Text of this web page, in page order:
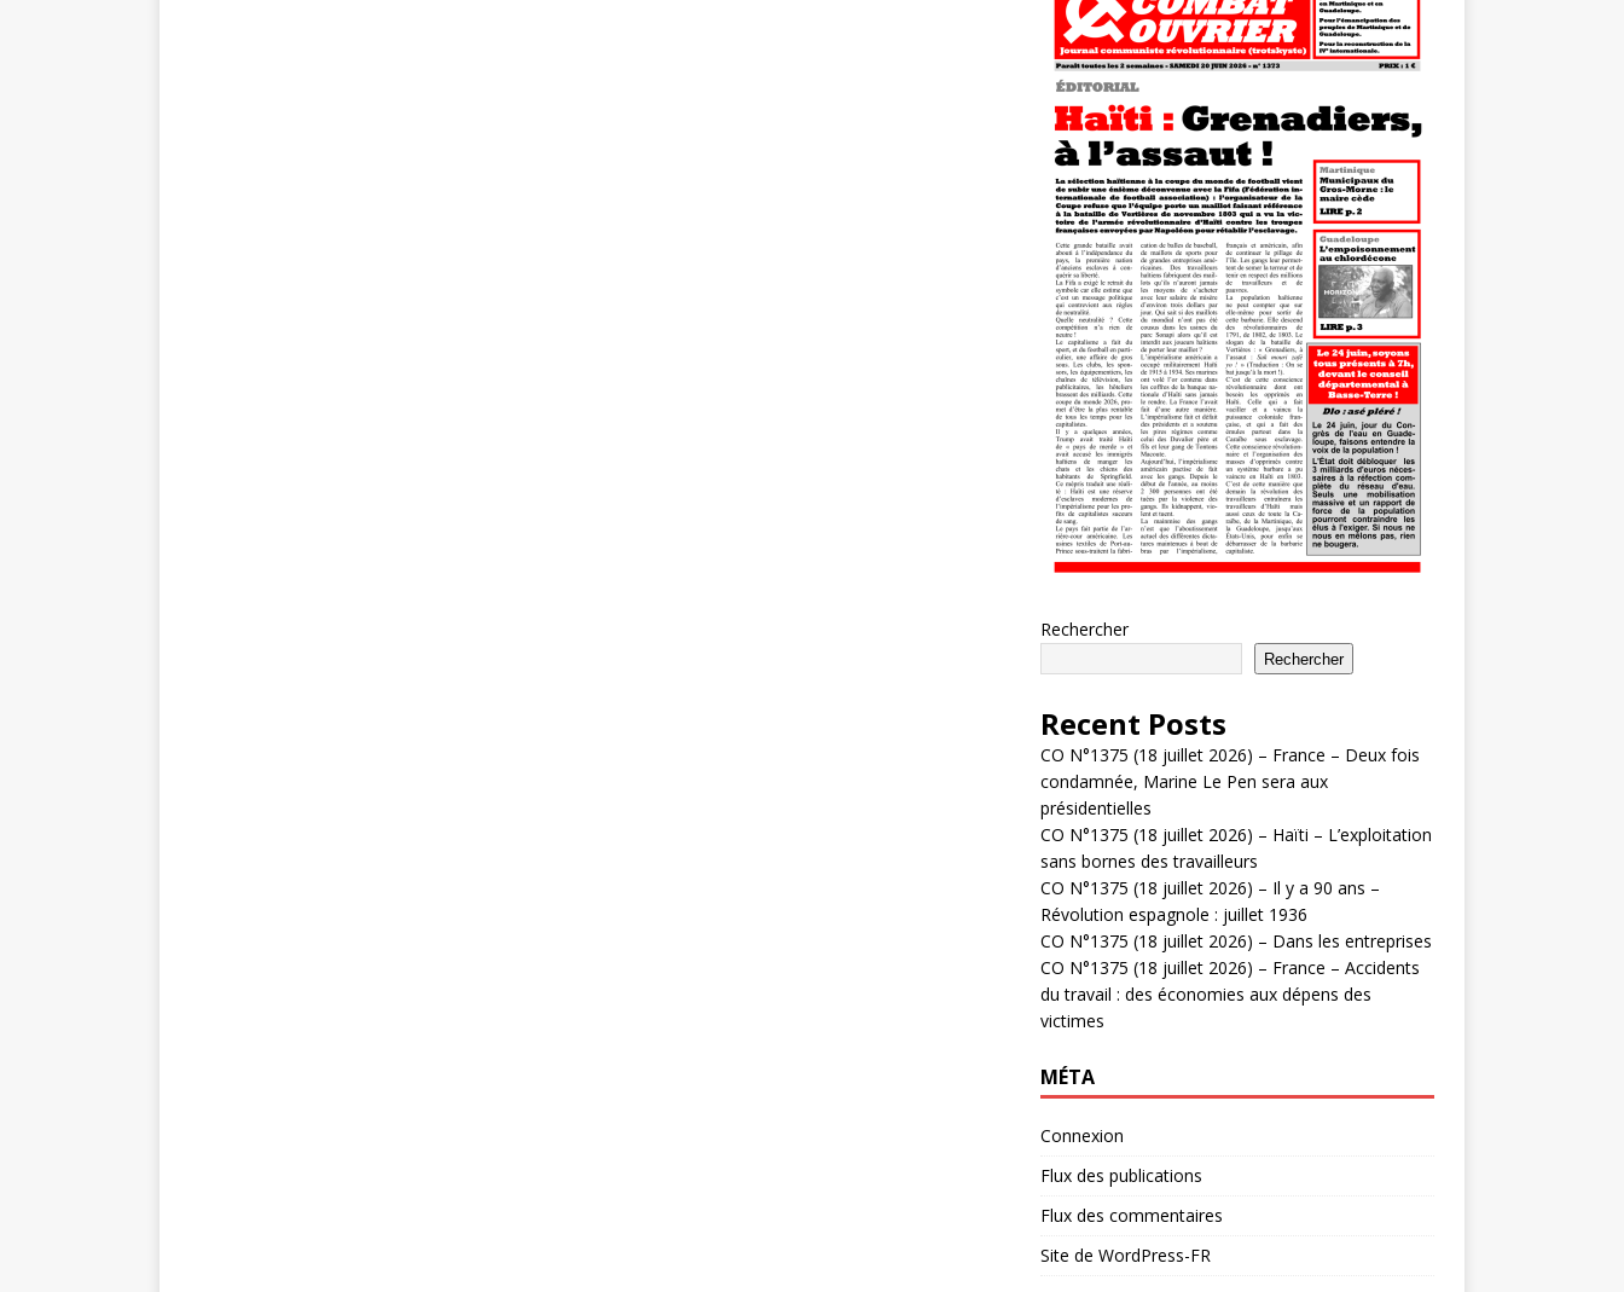
Rechercher
Rechercher
Recent Posts
CO N°1375 (18 juillet 2026) – France – Deux fois
condamnée, Marine Le Pen sera aux
présidentielles
CO N°1375 (18 juillet 2026) – Haïti – L’exploitation
sans bornes des travailleurs
CO N°1375 (18 juillet 2026) – Il y a 90 ans –
Révolution espagnole : juillet 1936
CO N°1375 (18 juillet 2026) – Dans les entreprises
CO N°1375 (18 juillet 2026) – France – Accidents
du travail : des économies aux dépens des
victimes
MÉTA
Connexion
Flux des publications
Flux des commentaires
Site de WordPress-FR